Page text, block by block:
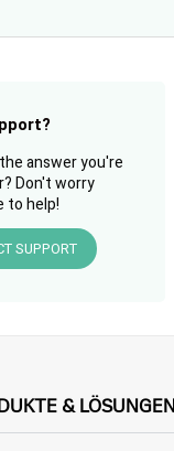
answer you're
Don't worry
to help!
SUPPORT
& LÖSUNGEN